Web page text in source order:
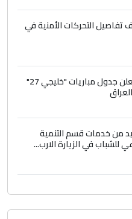
التحركات الأمنية في
الاتحاد الخليجي يعلن جدول مباريات "خليجي 27"
من خدمات قسم التنمية
للشباب في الزيارة الارب...